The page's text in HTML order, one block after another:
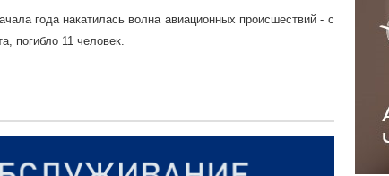
года накатилась волна авиационных происшествий - с
погибло 11 человек.